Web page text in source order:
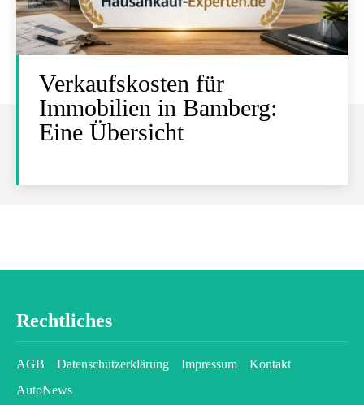
Verkaufskosten für
Immobilien in Bamberg:
Eine Übersicht
Rechtliches
AGB Datenschutzerklärung Impressum
Kontakt
AutoNews